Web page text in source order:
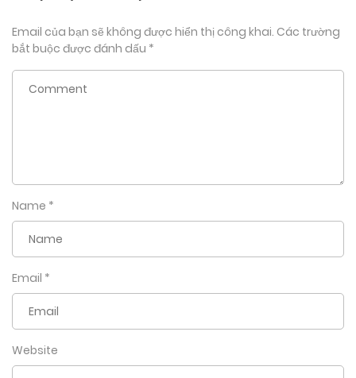
Email của bạn sẽ không được hiển thị công khai. Các trường
bắt buộc được đánh dấu *
Name *
Email *
Website